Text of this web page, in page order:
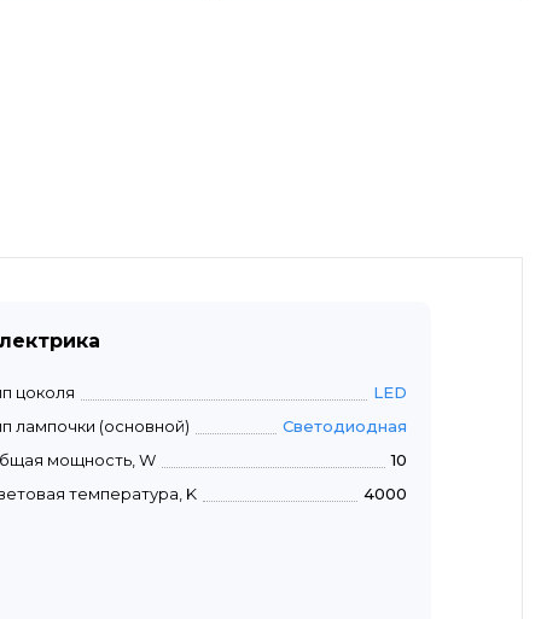
цоколя
LED
лампочки (основной)
Светодиодная
мощность, W
10
температура, K
4000